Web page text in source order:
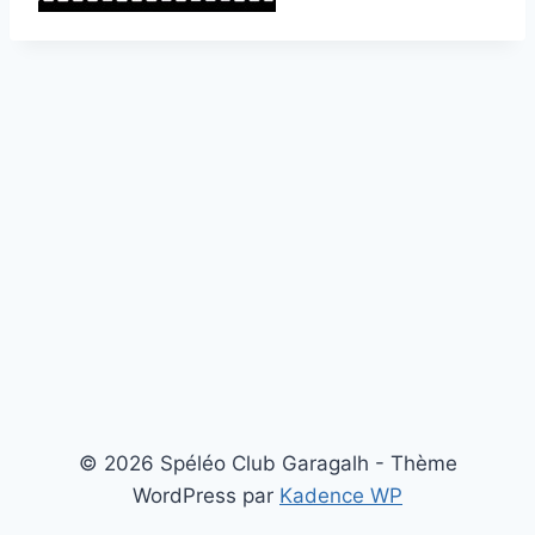
© 2026 Spéléo Club Garagalh - Thème
WordPress par Kadence WP